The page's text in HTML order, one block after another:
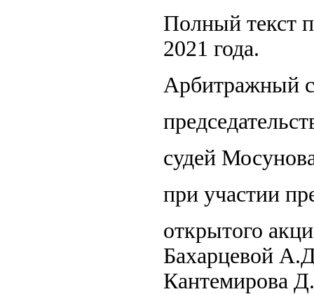
Полный текст
2021 года.
Арбитражный
судей
при участии
открытого
Бахарцевой
Кантемирова